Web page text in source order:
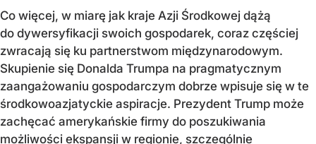
Co więcej, w miarę jak kraje Azji Środkowej dążą
do dywersyfikacji swoich gospodarek, coraz częściej
zwracają się ku partnerstwom międzynarodowym.
Skupienie się Donalda Trumpa na pragmatycznym
zaangażowaniu gospodarczym dobrze wpisuje się w te
środkowoazjatyckie aspiracje. Prezydent Trump może
zachęcać amerykańskie firmy do poszukiwania
możliwości ekspansji w regionie, szczególnie